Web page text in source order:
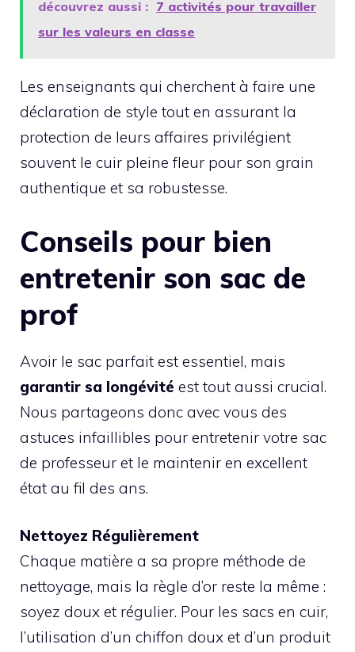
découvrez aussi : 7 activités pour travailler
sur les valeurs en classe
Les enseignants qui cherchent à faire une
déclaration de style tout en assurant la
protection de leurs affaires privilégient
souvent le cuir pleine fleur pour son grain
authentique et sa robustesse.
Conseils pour bien
entretenir son sac de
prof
Avoir le sac parfait est essentiel, mais
garantir sa longévité est tout aussi crucial.
Nous partageons donc avec vous des
astuces infaillibles pour entretenir votre sac
de professeur et le maintenir en excellent
état au fil des ans.
Nettoyez Régulièrement
Chaque matière a sa propre méthode de
nettoyage, mais la règle d’or reste la même :
soyez doux et régulier. Pour les sacs en cuir,
l’utilisation d’un chiffon doux et d’un produit